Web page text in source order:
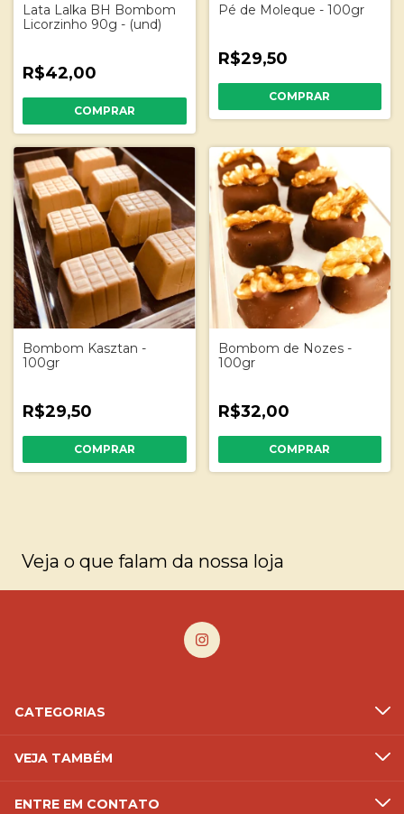
Lata Lalka BH Bombom
Licorzinho 90g - (und)
R$42,00
Pé de Moleque - 100gr
R$29,50
Bombom Kasztan -
100gr
R$29,50
Bombom de Nozes -
100gr
R$32,00
Veja o que falam da nossa loja
CATEGORIAS
VEJA TAMBÉM
ENTRE EM CONTATO